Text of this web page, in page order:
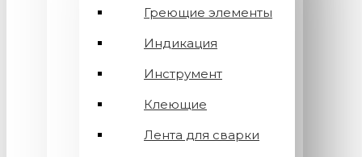
Греющие элементы
Индикация
Инструмент
Клеющие
Лента для сварки